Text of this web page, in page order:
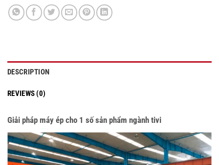
DESCRIPTION
REVIEWS (0)
Giải pháp máy ép cho 1 số sản phẩm ngành tivi